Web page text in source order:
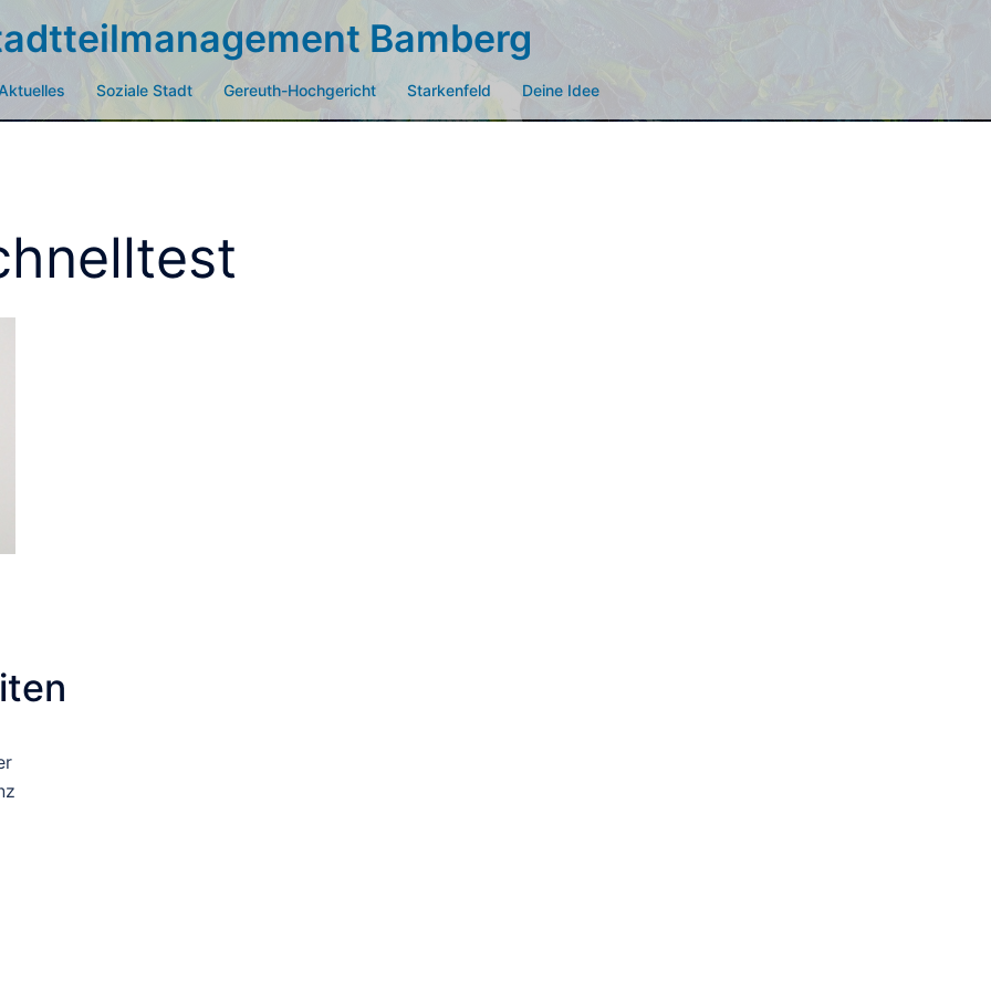
Bamberg
Soziale Stadt Gereuth-Hochgericht Starkenfeld Deine Idee